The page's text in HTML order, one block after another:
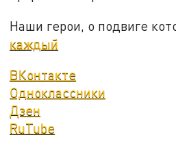
Наши герои, о подвиге
каждый
ВКонтакте
Одноклассники
Дзен
RuTube